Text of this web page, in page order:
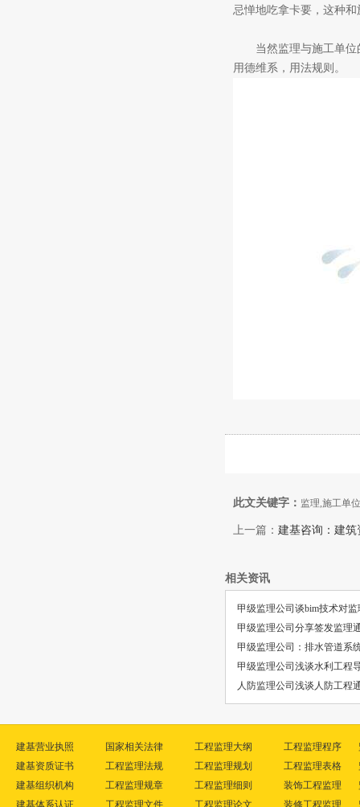
忌惮地吃拿卡要，这种
当然监理与施工单位的
用德维系，用法规则。
此文关键字： 监理,施工单
上一篇： 建基咨询：建
相关资讯
甲级监理公司谈bim技术对
甲级监理公司分享签发监理
甲级监理公司：排水管道系
甲级监理公司浅谈水利工程
人防监理公司浅谈人防工程
建基营业执照
建基资质证书
建基组织机构
建基体系认证
国家相关法律
工程监理法规
工程监理规章
工程监理文件
工程监理大纲
工程监理规划
工程监理细则
工程监理论文
工程监理程序
工程监理表格
装饰工程监理
装修工程监理